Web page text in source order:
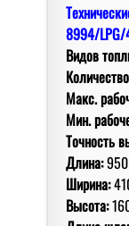
8994/LPG/
Видов
Макс.
Мин.
Точность
Длина:
Ширина:
Высота: